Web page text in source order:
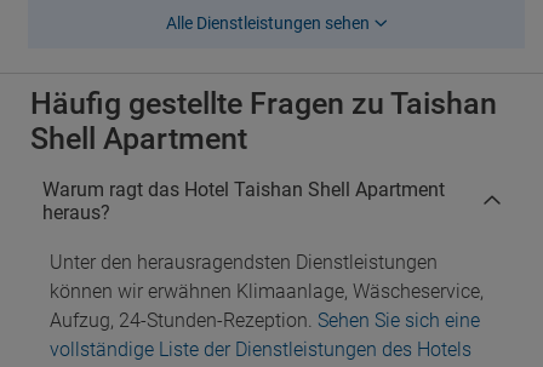
Alle Dienstleistungen sehen
Häufig gestellte Fragen zu Taishan
Shell Apartment
Warum ragt das Hotel Taishan Shell Apartment
heraus?
Unter den herausragendsten Dienstleistungen
können wir erwähnen Klimaanlage, Wäscheservice,
Aufzug, 24-Stunden-Rezeption. Sehen Sie sich eine
vollständige Liste der Dienstleistungen des Hotels